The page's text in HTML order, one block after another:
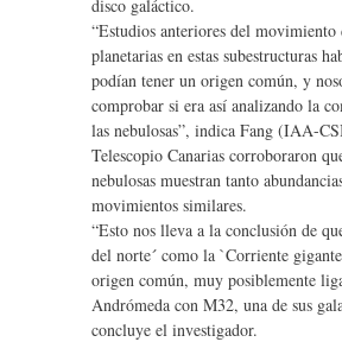
disco galáctico.
“Estudios anteriores del movimiento
planetarias en estas subestructuras
podían tener un origen común, y
comprobar si era así analizando la
las nebulosas”, indica Fang (IAA-
Telescopio Canarias corroboraron
nebulosas muestran tanto
movimientos similares.
“Esto nos lleva a la conclusión de
del norte´ como la `Corriente
origen común, muy posiblemente
Andrómeda con M32, una de sus
concluye el investigador.